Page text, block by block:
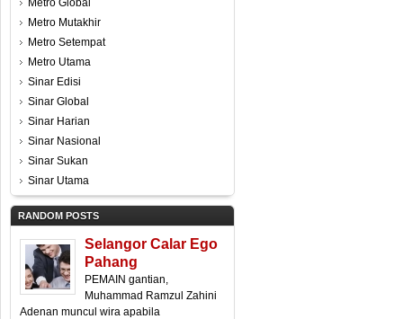
Metro Global
Metro Mutakhir
Metro Setempat
Metro Utama
Sinar Edisi
Sinar Global
Sinar Harian
Sinar Nasional
Sinar Sukan
Sinar Utama
RANDOM POSTS
Selangor Calar Ego
Pahang
PEMAIN gantian,
Muhammad Ramzul Zahini
Adenan muncul wira apabila